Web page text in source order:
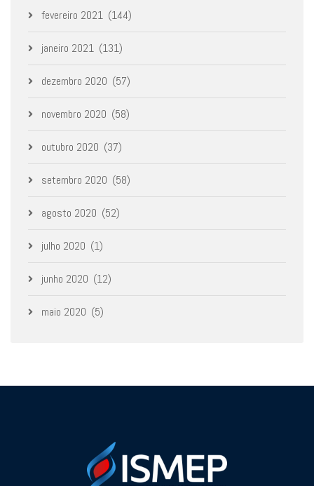
fevereiro 2021 (144)
janeiro 2021 (131)
dezembro 2020 (57)
novembro 2020 (58)
outubro 2020 (37)
setembro 2020 (58)
agosto 2020 (52)
julho 2020 (1)
junho 2020 (12)
maio 2020 (5)